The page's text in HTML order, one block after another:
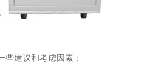
些建议和考虑因素：